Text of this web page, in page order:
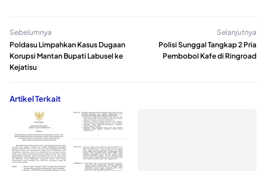
Sebelumnya
Poldasu Limpahkan Kasus Dugaan
Korupsi Mantan Bupati Labusel ke
Kejatisu
Selanjutnya
Polisi Sunggal Tangkap 2 Pria
Pembobol Kafe di Ringroad
Artikel Terkait